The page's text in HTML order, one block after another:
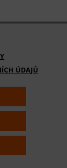
ÚDAJŮ